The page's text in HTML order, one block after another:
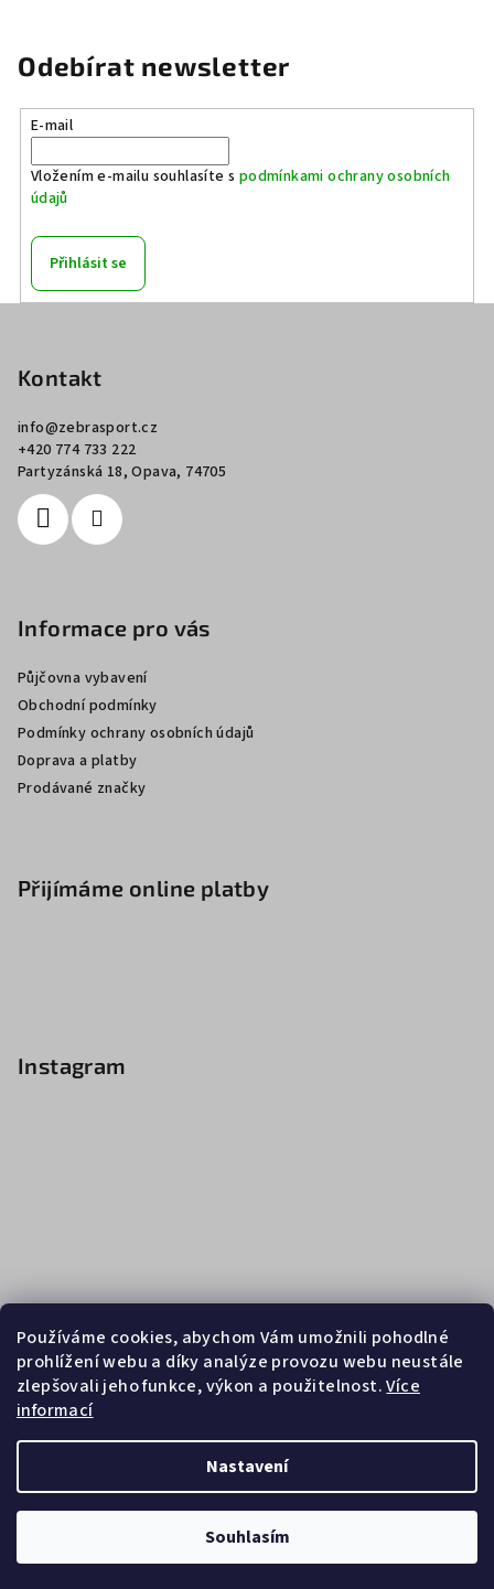
Používáme cookies, abychom Vám umožnili pohodlné
prohlížení webu a díky analýze provozu webu neustále
zlepšovali jeho funkce, výkon a použitelnost.Více
informací
Nastavení
Souhlasím
Odebírat newsletter
E-mail
Vložením e-mailu souhlasíte s podmínkami ochrany osobních
údajů
Přihlásit se
Kontakt
info@zebrasport.cz
+420 774 733 222
Partyzánská 18, Opava, 74705
Informace pro vás
Půjčovna vybavení
Obchodní podmínky
Podmínky ochrany osobních údajů
Doprava a platby
Prodávané značky
Přijímáme online platby
Instagram
Sledovat na Instagramu
Vytvořil Shoptet